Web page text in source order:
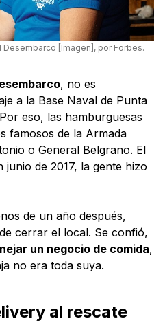
[Imagen], por Forbes.
, no es
a la Base Naval de Punta
eso, las hamburguesas
famosos de la Armada
o General Belgrano. El
de 2017, la gente hizo
de un año después,
cerrar el local. Se confió,
un negocio de comida,
no era toda suya.
al rescate